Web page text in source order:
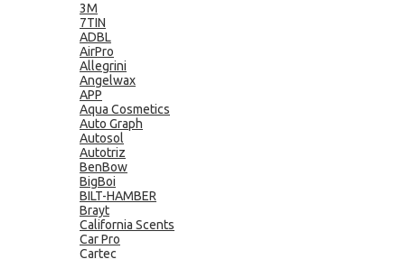
3M
7TIN
ADBL
AirPro
Allegrini
Angelwax
APP
Aqua Cosmetics
Auto Graph
Autosol
Autotriz
BenBow
BigBoi
BILT-HAMBER
Brayt
California Scents
Car Pro
Cartec